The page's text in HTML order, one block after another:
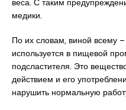
медики.
По их словам, виной всему
используется в пищевой
подсластителя. Это
действием и его
нарушить нормальную